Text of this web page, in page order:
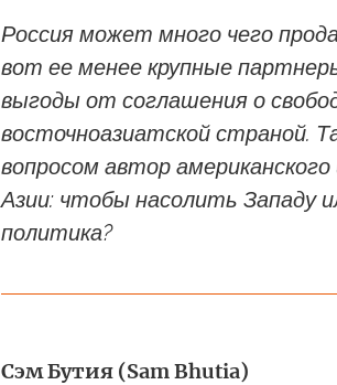
Россия может много чего
вот ее менее крупные
выгоды от соглашения о
восточноазиатской страной.
вопросом автор
Азии: чтобы насолить Западу
политика?
Сэм Бутия (Sam Bhutia)